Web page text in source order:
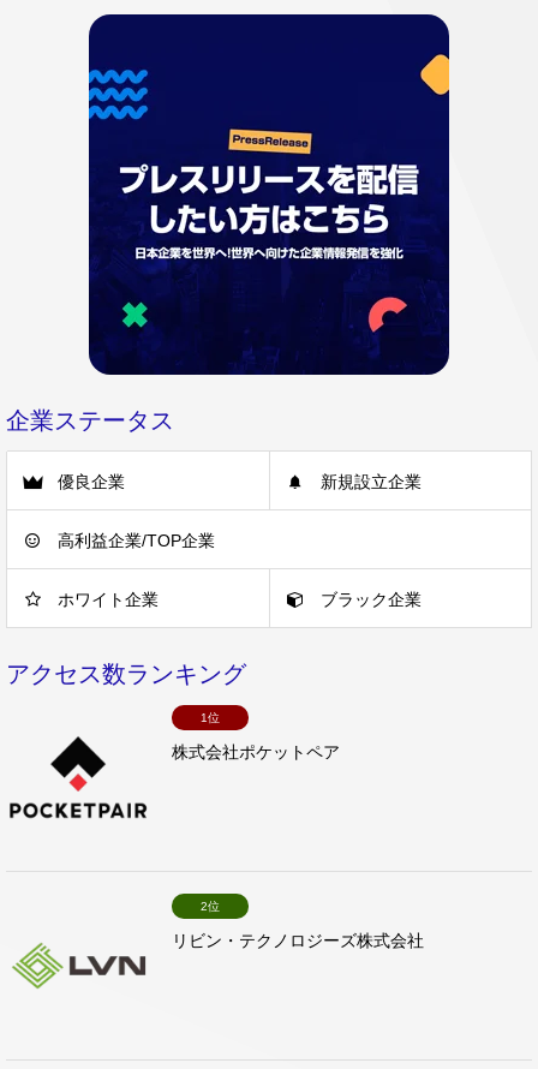
企業ステータス
優良企業 新規設立企業
高利益企業/TOP企業
ホワイト企業 ブラック企業
アクセス数ランキング
1位
株式会社ポケットペア
2位
リビン・テクノロジーズ株式会社